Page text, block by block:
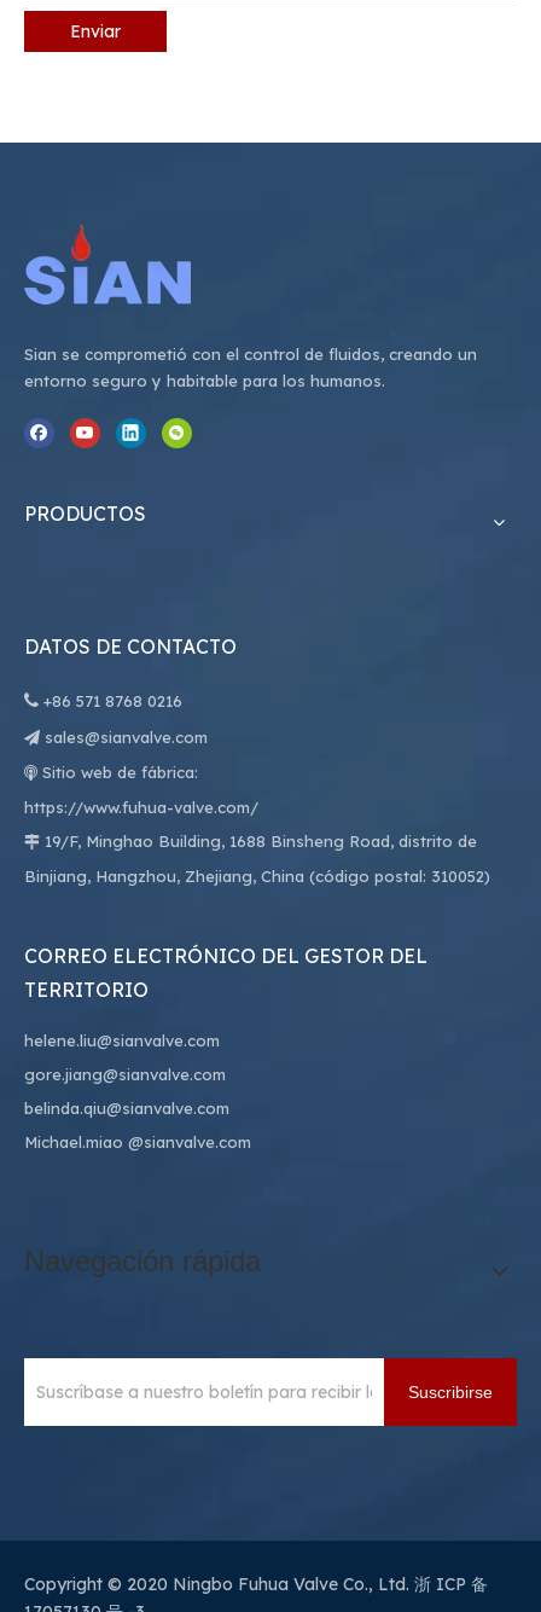
Enviar
Sian se comprometió con el control de fluidos, creando un
entorno seguro y habitable para los humanos.
PRODUCTOS
DATOS DE CONTACTO
 +86 571 8768 0216
 sales@sianvalve.com
 Sitio web de fábrica:
https://www.fuhua-valve.com/
 19/F, Minghao Building, 1688 Binsheng Road, distrito de
Binjiang, Hangzhou, Zhejiang, China (código postal: 310052)
CORREO ELECTRÓNICO DEL GESTOR DEL
TERRITORIO
helene.liu@sianvalve.com
gore.jiang@sianvalve.com
belinda.qiu@sianvalve.com
Michael.miao @sianvalve.com
Navegación rápida
Suscribirse
Copyright © 2020 Ningbo Fuhua Valve Co., Ltd. 浙 ICP 备